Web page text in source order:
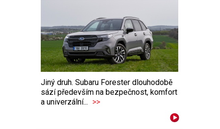
Jiný druh. Subaru Forester dlouhodobě
sází především na bezpečnost, komfort
a univerzální... >>